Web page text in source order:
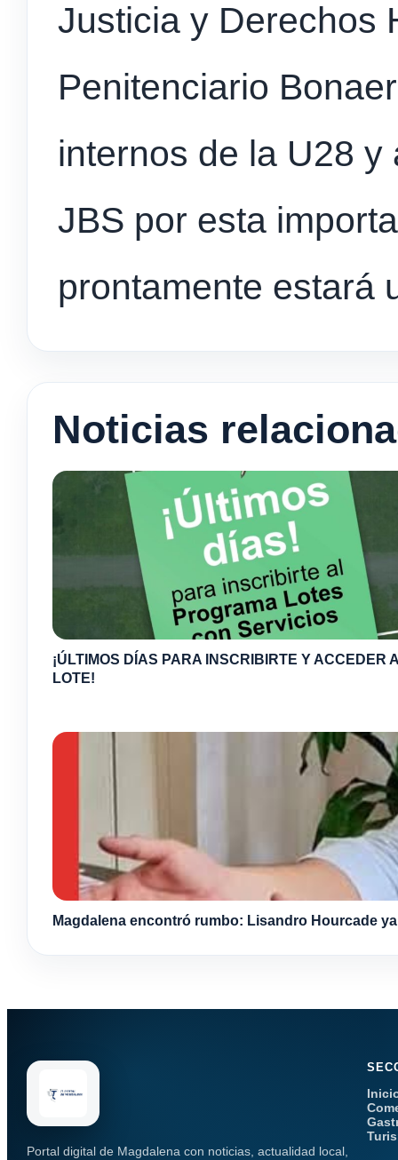
Justicia y Derechos
Penitenciario
internos de la U28
JBS por esta
prontamente estará
Noticias
¡ÚLTIMOS DÍAS PARA INSCRIBIRTE Y ACCEDER
LOTE!
Magdalena encontró rumbo: Lisandro Hourcade
Portal digital de Magdalena con noticias, actualidad local,